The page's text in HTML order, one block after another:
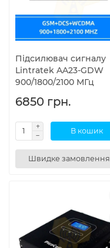
Підсилювач сигналу
Lintratek AA23-GDW
900/1800/2100 МГц
6850 грн.
В кошик
Швидке замовлення